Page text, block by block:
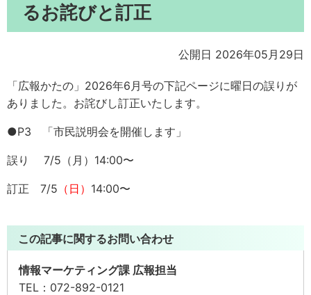
るお詫びと訂正
公開日 2026年05月29日
「広報かたの」2026年6月号の下記ページに曜日の誤りが
ありました。お詫びし訂正いたします。
●P3 「市民説明会を開催します」
誤り 7/5（月）14:00〜
訂正 7/5 （日） 14:00〜
この記事に関するお問い合わせ
情報マーケティング課 広報担当
TEL： 072-892-0121